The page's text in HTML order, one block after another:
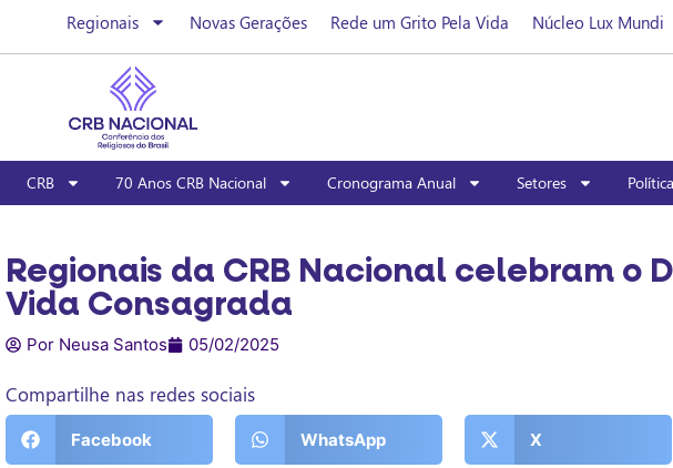
Regionais Novas Gerações Rede um Grito Pela Vida Núcleo Lux Mundi
CRB 70 Anos CRB Nacional Cronograma Anual Setores
Regionais da CRB Nacional celebram o
Vida Consagrada
Por Neusa Santos 05/02/2025
Compartilhe nas redes sociais
Facebook WhatsApp X